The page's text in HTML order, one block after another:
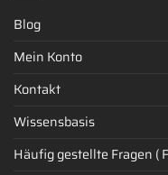
Blog
Mein Konto
Kontakt
Wissensbasis
Häufig gestellte Fragen (